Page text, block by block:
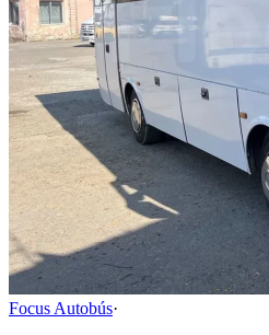
Focus Autobús·